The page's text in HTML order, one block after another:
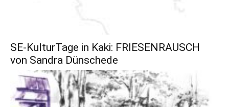
SE-KulturTage in Kaki: FRIESENRAUSCH
von Sandra Dünschede